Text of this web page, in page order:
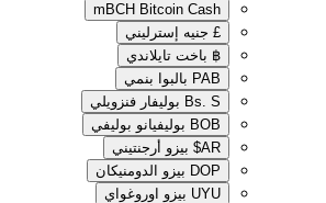
mBCH Bitcoin Cash
£ جنيه إسترليني
฿ باخت تايلاندي
PAB بالبوا بنمي
Bs. S بوليفار فنزويلي
BOB بوليفيانو بوليفي
AR$
بيزو أرجنتيني
DOP بيزو الدومنيكان
UYU بيزو اوروغواي